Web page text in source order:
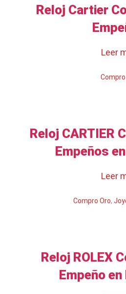
Reloj Cartier
Leer
Reloj CARTIER
Empeños
Leer
Compro Oro,
Reloj ROLEX
Empeño